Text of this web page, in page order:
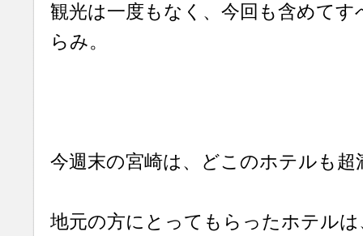
観光は一度もなく、今回も含めてす
らみ。
今週末の宮崎は、どこのホテルも超
地元の方にとってもらったホテル